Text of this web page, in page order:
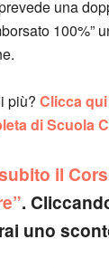
una
100%”
più?Clicca
di Scuola
il
.
uno